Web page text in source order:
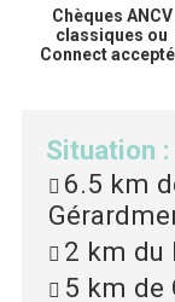
Chèques ANCV
classiques ou
Connect
Situation :
6.5 km
2 km du
5 km de